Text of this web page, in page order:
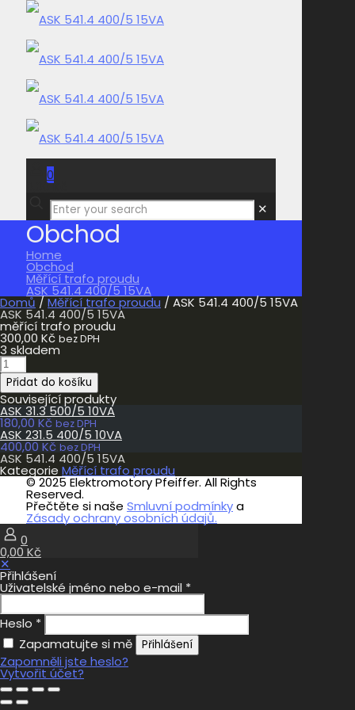
0
0,00 Kč
✕
Obchod
Home
Obchod
Měřící trafo proudu
ASK 541.4 400/5 15VA
Domů / Měřící trafo proudu / ASK 541.4 400/5 15VA
ASK 541.4 400/5 15VA
měřící trafo proudu
300,00 Kč bez DPH
3 skladem
ASK
541.4
400/5
15VA
množství
Přidat do košíku
Související produkty
ASK 31.3 500/5 10VA
180,00 Kč bez DPH
ASK 231.5 400/5 10VA
400,00 Kč bez DPH
ASK 541.4 400/5 15VA
Kategorie Měřící trafo proudu
© 2025 Elektromotory Pfeiffer. All Rights
Reserved.
Přečtěte si naše Smluvní podmínkya
Zásady ochrany osobních údajů.
0
0,00 Kč
✕
Přihlášení
Uživatelské jméno nebo e-mail *
Heslo *
Zapamatujte si mě
Přihlášení
Zapomněli jste heslo?
Vytvořit účet?